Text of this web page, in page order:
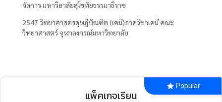
จัดการ มหาวิยาลัยสุโขทัยธรรมาธิราช
2547 วิทยาศาสตรดุษฎีบัณฑิต (เคมี)ภาควิชาเคมี คณะ
วิทยาศาสตร์ จุฬาลงกรณ์มหาวิทยาลัย
Popular
แพ็คเกจเรียน